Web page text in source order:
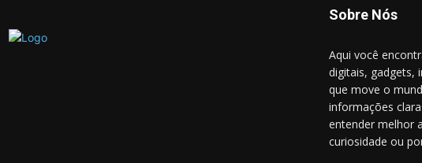
Sobre Nós
Aqui você
digitais, gadgets,
que move o
informações
entender melhor
curiosidade ou